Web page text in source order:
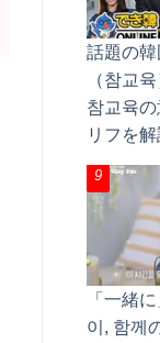
話題の
（참교
참교육
リフを解
「一緒
이, 함께